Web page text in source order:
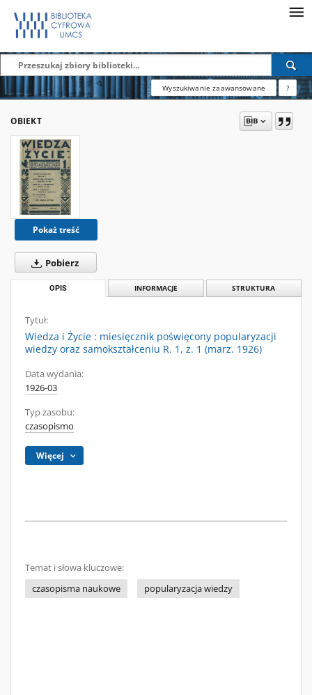
Wyszukiwanie zaawansowane ?
OBIEKT
Pokaż treść
Pobierz
OPIS INFORMACJE STRUKTURA
Tytuł:
Wiedza i Życie : miesięcznik poświęcony popularyzacji
wiedzy oraz samokształceniu R. 1, z. 1 (marz. 1926)
Data wydania:
1926-03
Typ zasobu:
czasopismo
Więcej
Temat i słowa kluczowe:
czasopisma naukowe
popularyzacja wiedzy